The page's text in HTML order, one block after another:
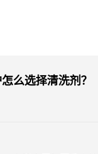
么选择清洗剂？